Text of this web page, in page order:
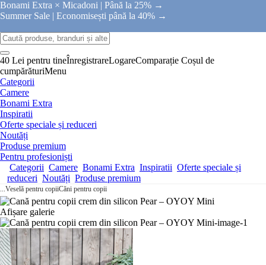
Bonami Extra × Micadoni | Până la 25% →
Summer Sale | Economisești până la 40% →
40 Lei pentru tineÎnregistrareLogareComparație Coșul de
cumpărăturiMenu
Categorii
Camere
Bonami Extra
Inspiratii
Oferte speciale și reduceri
Noutăți
Produse premium
Pentru profesioniști
Categorii Camere Bonami Extra Inspiratii Oferte speciale și
reduceri Noutăți Produse premium
...Veselă pentru copiiCăni pentru copii
Afișare galerie